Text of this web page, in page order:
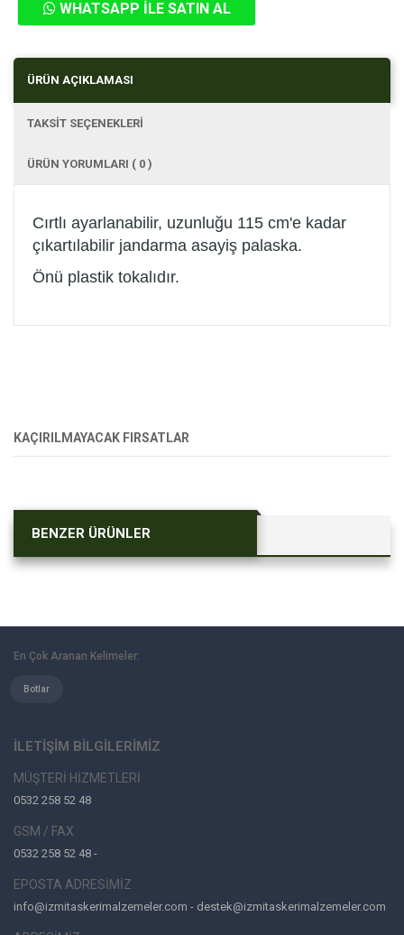
WHATSAPP İLE SATIN AL
ÜRÜN AÇIKLAMASI
TAKSİT SEÇENEKLERİ
ÜRÜN YORUMLARI ( 0 )
Cırtlı ayarlanabilir, uzunluğu 115 cm'e kadar
çıkartılabilir jandarma asayiş palaska.
Önü plastik tokalıdır.
KAÇIRILMAYACAK FIRSATLAR
BENZER ÜRÜNLER
En Çok Aranan Kelimeler:
Botlar
İLETİŞİM BİLGİLERİMİZ
MÜŞTERİ HİZMETLERİ
0532 258 52 48
GSM / FAX
0532 258 52 48 -
EPOSTA ADRESİMİZ
info@izmitaskerimalzemeler.com - destek@izmitaskerimalzemeler.com